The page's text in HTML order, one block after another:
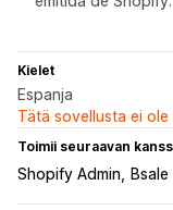
Kielet
Espanja
Tätä sovellusta ei
Toimii seuraavan
Shopify Admin Bsale